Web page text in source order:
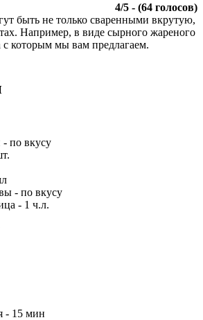
4/5 - (64 голосов)
быть не только сваренными вкрутую,
Например, в виде сырного жареного
с которым мы вам предлагаем.
- по вкусу
- по вкусу
- 1 ч.л.
- 15 мин